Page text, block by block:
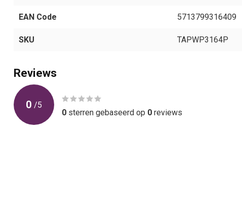
EAN Code 5713799316409
SKU TAPWP3164P
Reviews
0 /5
0 sterren gebaseerd op 0 reviews